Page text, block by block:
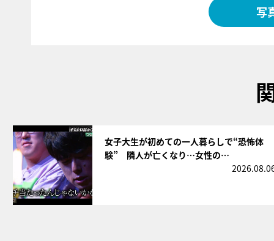
写
女子大生が初めての一人暮らしで“恐怖体
験” 隣人が亡くなり…女性の…